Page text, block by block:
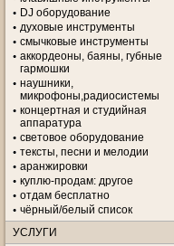
DJ оборудование
духовые инструменты
смычковые инструменты
аккордеоны, баяны, губные
гармошки
наушники,
микрофоны,радиосистемы
концертная и студийная
аппаратура
световое оборудование
тексты, песни и мелодии
аранжировки
куплю-продам: другое
отдам бесплатно
чёрный/белый список
УСЛУГИ